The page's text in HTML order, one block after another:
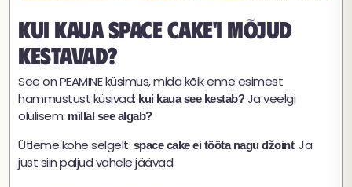
Kui kaua space cake'i mõjud
kestavad?
See on PEAMINE küsimus, mida kõik enne esimest
hammustust küsivad: kui kaua see kestab?Ja veelgi
olulisem: millal see algab?
Ütleme kohe selgelt: space cake ei tööta nagu džoint. Ja
just siin paljud vahele jäävad.